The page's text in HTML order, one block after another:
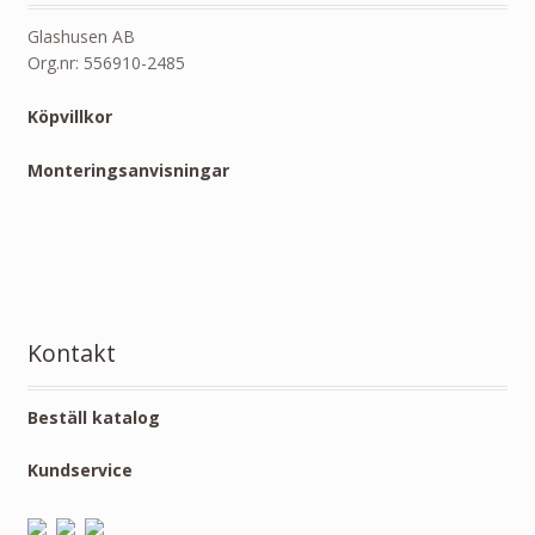
Glashusen AB
Org.nr: 556910-2485
Köpvillkor
Monteringsanvisningar
Kontakt
Beställ katalog
Kundservice